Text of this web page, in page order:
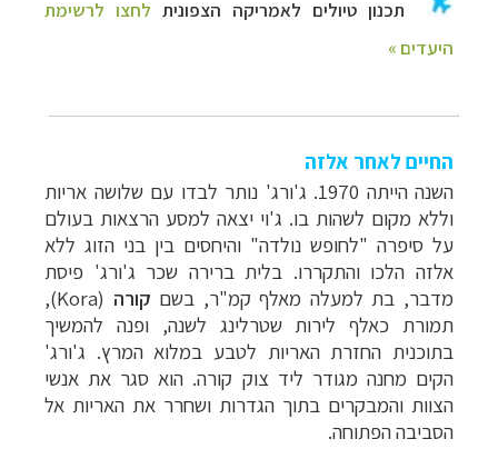
החיים לאחר אלזה
השנה הייתה 1970. ג'ורג' נותר לבדו עם שלושה אריות
וללא מקום לשהות בו. ג'וי יצאה למסע הרצאות בעולם
על סיפרה "לחופש נולדה" והיחסים בין בני הזוג ללא
אלזה הלכו והתקררו. בלית ברירה שכר ג'ורג' פיסת
מדבר, בת למעלה מאלף קמ"ר, בשם קורה (
Kora
),
תמורת כאלף לירות שטרלינג לשנה, ופנה להמשיך
בתוכנית החזרת האריות לטבע במלוא המרץ. ג'ורג'
הקים מחנה מגודר ליד צוק קורה. הוא סגר את אנשי
הצוות והמבקרים בתוך הגדרות ושחרר את האריות אל
הסביבה הפתוחה.